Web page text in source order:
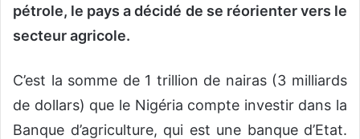
e
pétrole, le pays a décidé de se réorienter vers le
secteur agricole.
C’est la somme de 1 trillion de nairas (3 milliards
de dollars) que le Nigéria compte investir dans la
Banque d’agriculture, qui est une banque d’Etat.